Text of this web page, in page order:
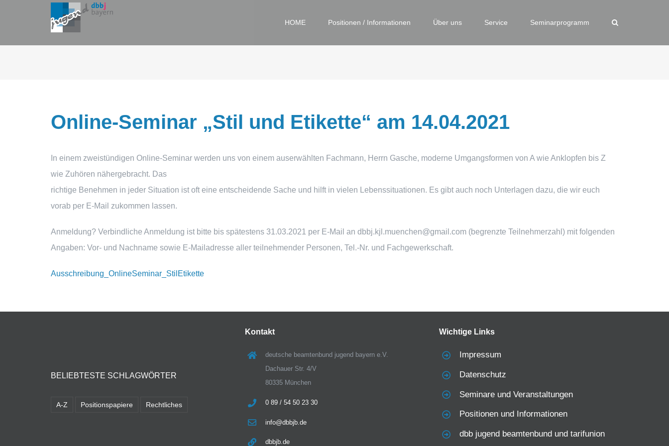
HOME Positionen / Informationen Über uns Service Seminarprogramm
Online‐Seminar „Stil und Etikette“ am 14.04.2021
In einem zweistündigen Online‐Seminar werden uns von einem auserwählten Fachmann, Herrn Gasche, moderne Umgangsformen von A wie Anklopfen bis Z
wie Zuhören nähergebracht. Das
richtige Benehmen in jeder Situation ist oft eine entscheidende Sache und hilft in vielen Lebenssituationen. Es gibt auch noch Unterlagen dazu, die wir euch
vorab per E‐Mail zukommen lassen.
Anmeldung? Verbindliche Anmeldung ist bitte bis spätestens 31.03.2021 per E‐Mail an dbbj.kjl.muenchen@gmail.com (begrenzte Teilnehmerzahl) mit folgenden
Angaben: Vor‐ und Nachname sowie E‐Mailadresse aller teilnehmender Personen, Tel.‐Nr. und Fachgewerkschaft.
Ausschreibung_OnlineSeminar_StilEtikette
BELIEBTESTE SCHLAGWÖRTER
A-Z Positionspapiere Rechtliches
Kontakt
deutsche beamtenbund jugend bayern e.V.
Dachauer Str. 4/V
80335 München
0 89 / 54 50 23 30
info@dbbjb.de
dbbjb.de
Wichtige Links
Impressum
Datenschutz
Seminare und Veranstaltungen
Positionen und Informationen
dbb jugend beamtenbund und tarifunion